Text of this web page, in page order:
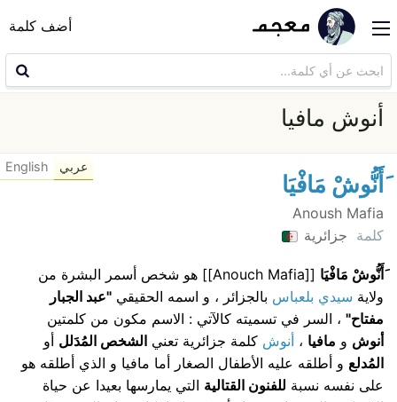
أضف كلمة
أنوش مافيا
َأَنُّوشْ مَافْيَا
Anoush Mafia
كلمة جزائرية
َأَنُّوشْ مَافْيَا
[[Anouch Mafia]] هو شخص أسمر البشرة من
ولاية سيدي بلعباس بالجزائر ، و اسمه الحقيقي "عبد الجبار
مفتاح" ، السر في تسميته كالآتي : الاسم مكون من كلمتين
أنوش و مافيا ، أنوش كلمة جزائرية تعني الشخص المُدَلل أو
المُدلع و أطلقه عليه الأطفال الصغار أما مافيا و الذي أطلقه هو
على نفسه نسبة للفنون القتالية التي يمارسها بعيدا عن حياة
عربي English